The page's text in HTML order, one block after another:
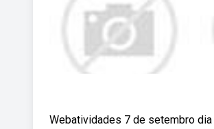
Webatividades 7 de setembro